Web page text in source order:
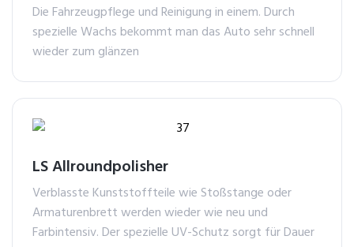
Die Fahrzeugpflege und Reinigung in einem. Durch
spezielle Wachs bekommt man das Auto sehr schnell
wieder zum glänzen
LS Allroundpolisher
Verblasste Kunststoffteile wie Stoßstange oder
Armaturenbrett werden wieder wie neu und
Farbintensiv. Der spezielle UV-Schutz sorgt für Dauer